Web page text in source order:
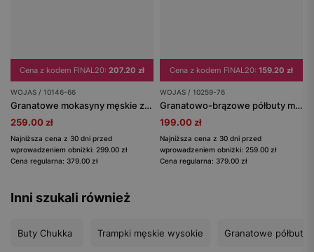
Cena z kodem FINAL20: 207.20 zł
WOJAS / 10146-66
Granatowe mokasyny męskie z dwoiny welurowej
259.00 zł
Najniższa cena z 30 dni przed
wprowadzeniem obniżki: 299.00 zł
Cena regularna: 379.00 zł
Cena z kodem FINAL20: 159.20 zł
WOJAS / 10259-76
Granatowo-brązowe półbuty męskie z łączonych skór
199.00 zł
Najniższa cena z 30 dni przed
wprowadzeniem obniżki: 259.00 zł
Cena regularna: 379.00 zł
Inni szukali również
Buty Chukka Trampki męskie wysokie Granatowe półbuty